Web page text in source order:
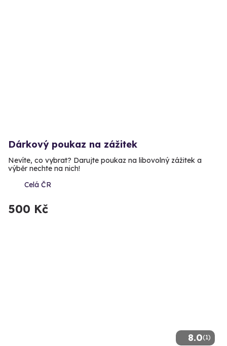
Dárkový poukaz na zážitek
Nevíte, co vybrat? Darujte poukaz na libovolný zážitek a
výběr nechte na nich!
Celá ČR
500 Kč
8.0(1)